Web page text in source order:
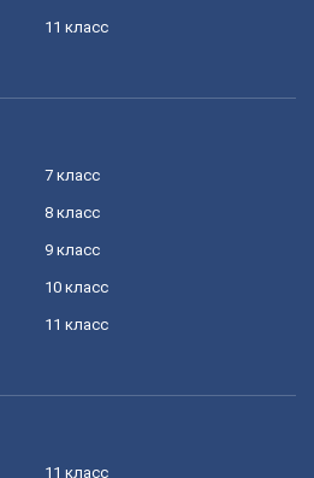
11 класс
7 класс
8 класс
9 класс
10 класс
11 класс
11 класс